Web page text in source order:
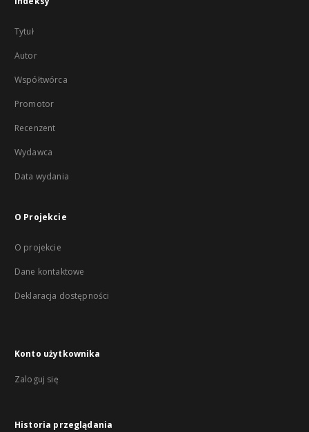
Tytuł
Autor
Współtwórca
Promotor
Recenzent
Wydawca
Data wydania
O Projekcie
O projekcie
Dane kontaktowe
Deklaracja dostępności
Konto użytkownika
Zaloguj się
Historia przeglądania